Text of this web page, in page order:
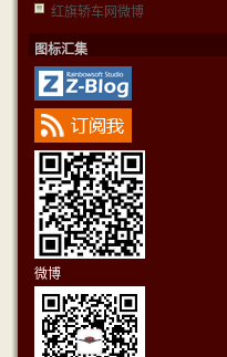
红旗轿车网微博
图标汇集
微博